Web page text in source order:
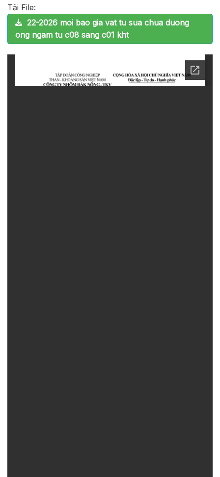
Tải File:
22-2026 moi bao gia vat tu sua chua duong
ong ngam tu c08 sang c01 kht